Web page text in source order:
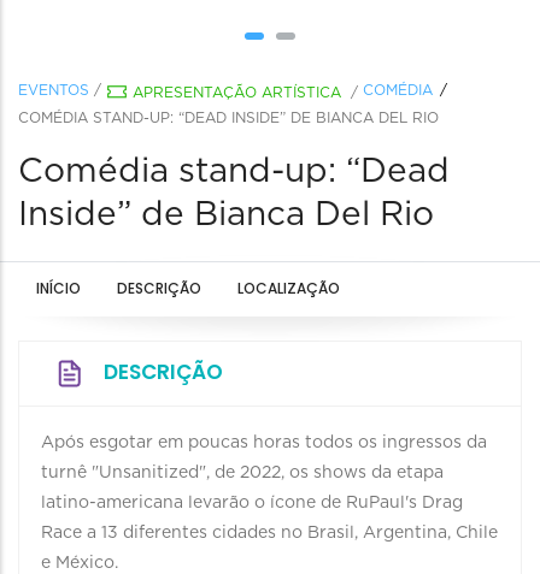
EVENTOS / APRESENTAÇÃO ARTÍSTICA / COMÉDIA
COMÉDIA STAND-UP: “DEAD INSIDE” DE BIANCA DEL RIO
Comédia stand-up: “Dead
Inside” de Bianca Del Rio
INÍCIO DESCRIÇÃO LOCALIZAÇÃO
DESCRIÇÃO
Após esgotar em poucas horas todos os ingressos da
turnê "Unsanitized", de 2022, os shows da etapa
latino-americana levarão o ícone de RuPaul's Drag
Race a 13 diferentes cidades no Brasil, Argentina, Chile
e México.